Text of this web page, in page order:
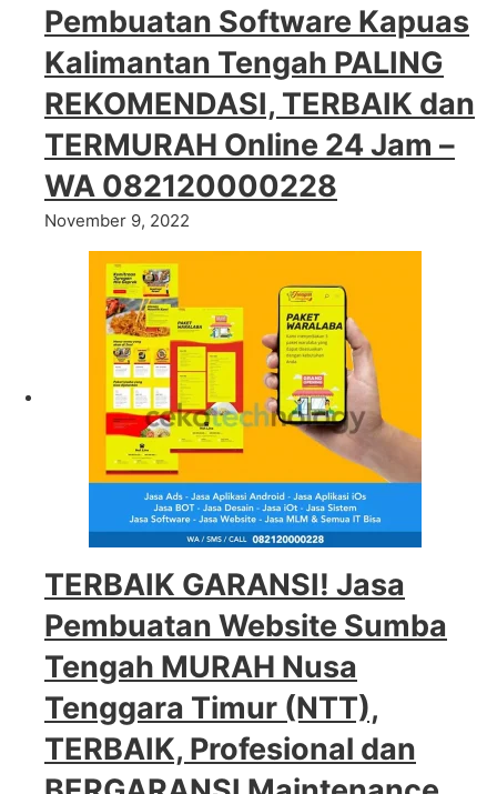
Pembuatan Software Kapuas
Kalimantan Tengah PALING
REKOMENDASI, TERBAIK dan
TERMURAH Online 24 Jam –
WA 082120000228
November 9, 2022
TERBAIK GARANSI! Jasa
Pembuatan Website Sumba
Tengah MURAH Nusa
Tenggara Timur (NTT),
TERBAIK, Profesional dan